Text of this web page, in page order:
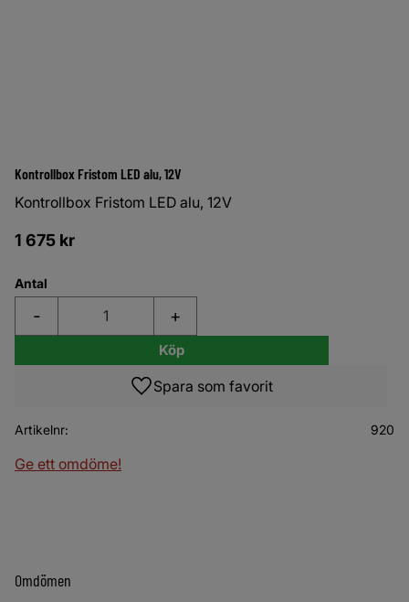
Kontrollbox Fristom LED alu, 12V
Kontrollbox Fristom LED alu, 12V
1 675 kr
Antal
+
-
Köp
Lägg till i favoriter
Artikelnr 920
Ge ett omdöme!
Omdömen